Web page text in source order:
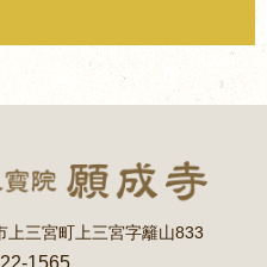
上三宮町上三宮字籬山833
1565